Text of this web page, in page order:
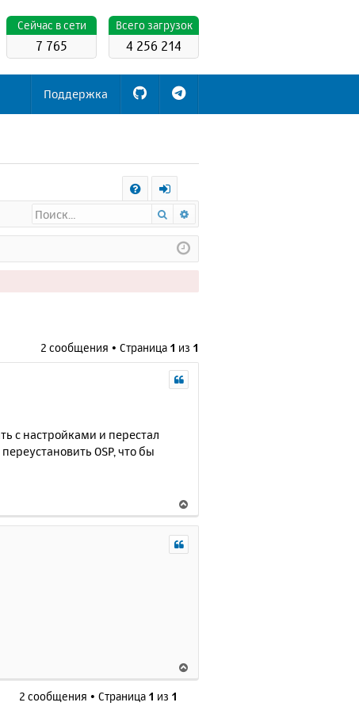
Всего загрузок
4 256 214
Cейчас в сети
7 765
Поддержка
Q
х
о
д
Поиск
2 сообщения • Страница 1 из 1
с настройками и перестал
OSP, что бы
е
ч
е
2 сообщения • Страница 1 из 1